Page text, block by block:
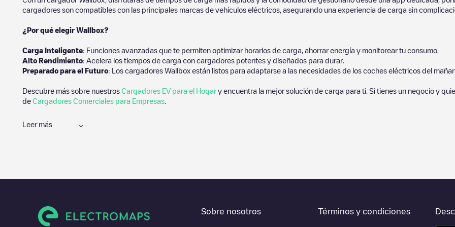
cargadores son compatibles con las principales marcas de vehículos eléctricos, asegurando una experiencia de carga sin
¿Por qué elegir Wallbox?
Carga Inteligente: Funciones avanzadas que te permiten optimizar horarios de carga, ahorrar energía y monitorear tu consumo.
Alto Rendimiento: Acelera los tiempos de carga con cargadores potentes y diseñados para durar.
Preparado para el Futuro: Los cargadores Wallbox están listos para adaptarse a las necesidades de los coches eléctricos del
Descubre más sobre nuestros Cargadores EV para el Hogary encuentra la mejor solución de carga para ti. Si tienes un negocio y
de Cargadores Comerciales para Empresas
Leer más
indicaciones de acceso en coche al punto de carga, el precio de carga de esta estación y las instrucciones necesarias para que
Sobre nosotros Términos y condiciones